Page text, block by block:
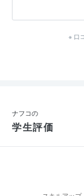
※ 口
ナフコの
学生評価